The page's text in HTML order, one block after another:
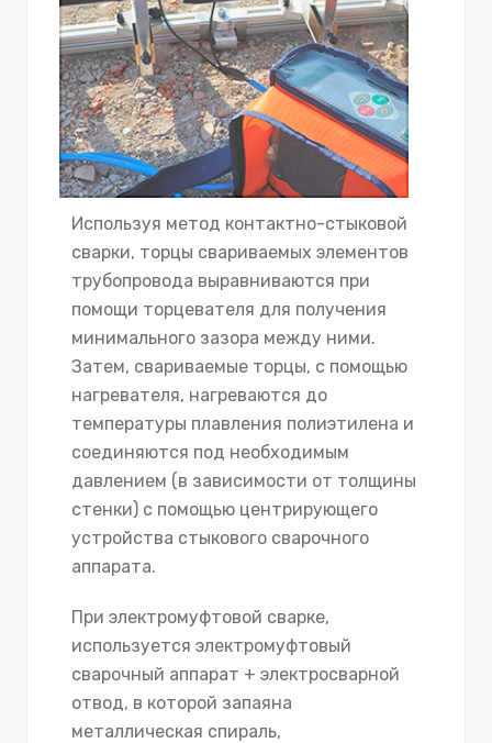
Используя метод контактно-стыковой
сварки, торцы свариваемых элементов
трубопровода выравниваются при
помощи торцевателя для получения
минимального зазора между ними.
Затем, свариваемые торцы, с помощью
нагревателя, нагреваются до
температуры плавления полиэтилена и
соединяются под необходимым
давлением (в зависимости от толщины
стенки) с помощью центрирующего
устройства стыкового сварочного
аппарата.
При электромуфтовой сварке,
используется электромуфтовый
сварочный аппарат + электросварной
отвод, в которой запаяна
металлическая спираль,